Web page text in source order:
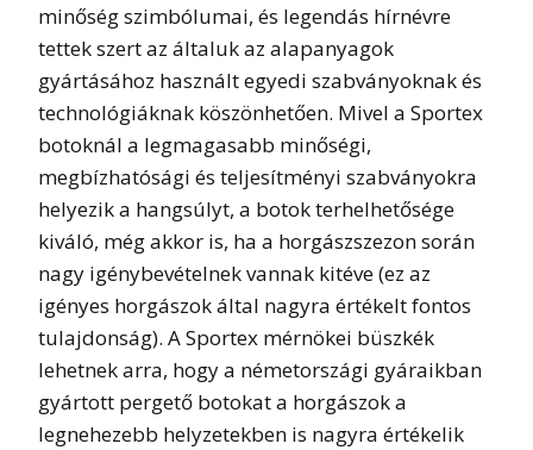
minőség szimbólumai, és legendás hírnévre
tettek szert az általuk az alapanyagok
gyártásához használt egyedi szabványoknak és
technológiáknak köszönhetően. Mivel a Sportex
botoknál a legmagasabb minőségi,
megbízhatósági és teljesítményi szabványokra
helyezik a hangsúlyt, a botok terhelhetősége
kiváló, még akkor is, ha a horgászszezon során
nagy igénybevételnek vannak kitéve (ez az
igényes horgászok által nagyra értékelt fontos
tulajdonság). A Sportex mérnökei büszkék
lehetnek arra, hogy a németországi gyáraikban
gyártott pergető botokat a horgászok a
legnehezebb helyzetekben is nagyra értékelik